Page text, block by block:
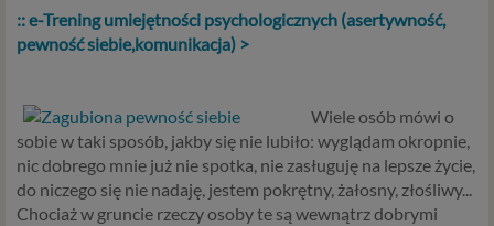
:: e-Trening umiejętności psychologicznych (asertywność,
pewność siebie,komunikacja) >
Wiele osób mówi o
sobie w taki sposób, jakby się nie lubiło: wyglądam okropnie,
nic dobrego mnie już nie spotka, nie zasługuję na lepsze życie,
do niczego się nie nadaję, jestem pokrętny, żałosny, złośliwy...
Chociaż w gruncie rzeczy osoby te są wewnątrz dobrymi